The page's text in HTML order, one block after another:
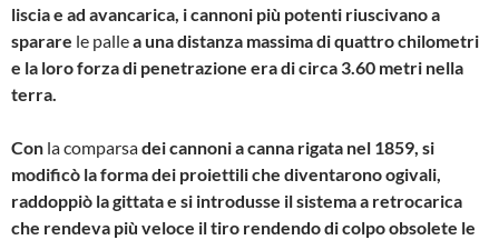
liscia e ad avancarica, i cannoni più potenti riuscivano a
sparare le pallea una distanza massima di quattro chilometri
e la loro forza di penetrazione era di circa 3.60 metri nella
terra.
Con la comparsadei cannoni a canna rigata nel 1859, si
modificò la forma dei proiettili che diventarono ogivali,
raddoppiò la gittata e si introdusse il sistema a retrocarica
che rendeva più veloce il tiro rendendo di colpo obsolete le